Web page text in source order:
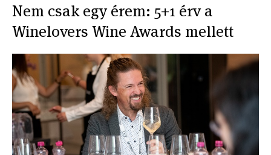
Nem csak egy érem: 5+1 érv a
Winelovers Wine Awards mellett